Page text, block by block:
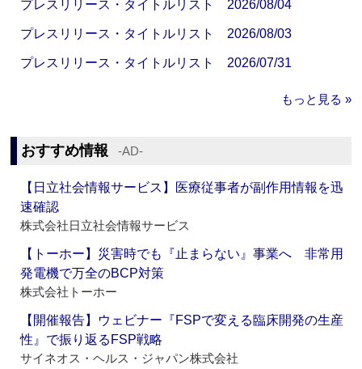
プレスリリース・タイトルリスト 2026/08/04
プレスリリース・タイトルリスト 2026/08/03
プレスリリース・タイトルリスト 2026/07/31
もっと見る »
おすすめ情報 ‐AD‐
【日立社会情報サービス】医療従事者が副作用情報を迅
速確認
株式会社日立社会情報サービス
【トーホー】災害時でも『止まらない』事業へ 非常用
発電機で万全のBCP対策
株式会社トーホー
【開催報告】ウェビナー『FSPで変える臨床開発の生産
性』で振り返るFSP戦略
サイネオス・ヘルス・ジャパン株式会社